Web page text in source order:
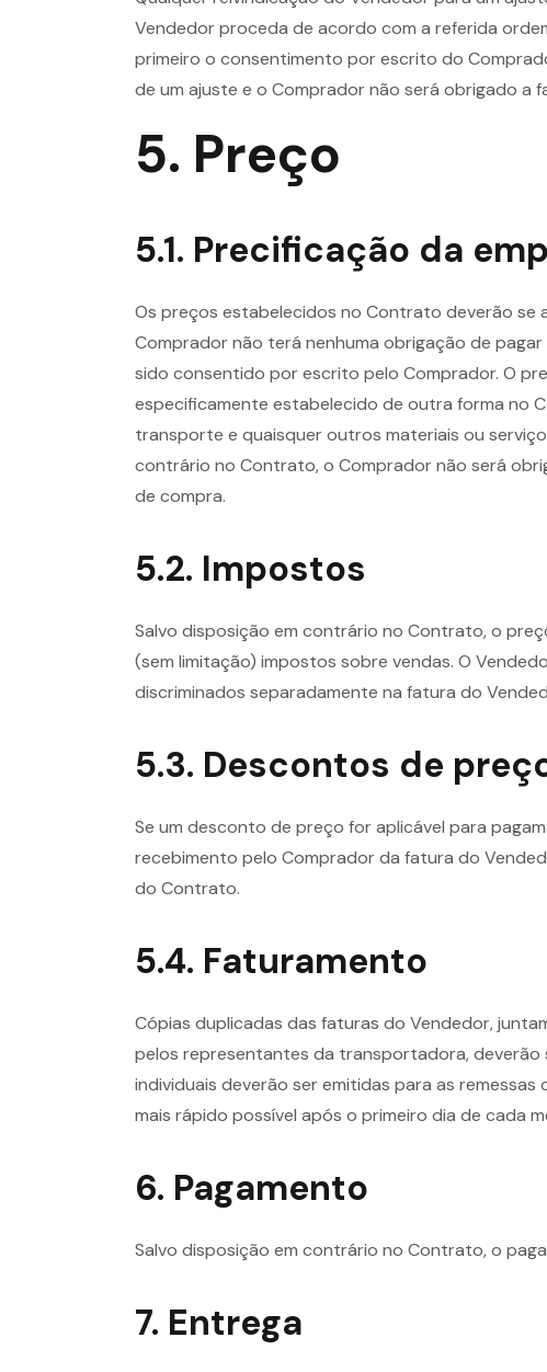
Vendedor proceda de acordo com a referida
primeiro o consentimento por escrito do
de um ajuste e o Comprador não será obrigado a
5. Preço
5.1. Precificação da
Os preços estabelecidos no Contrato deverão se
Comprador não terá nenhuma obrigação de
sido consentido por escrito pelo Comprador. O
especificamente estabelecido de outra forma no
transporte e quaisquer outros materiais ou
contrário no Contrato, o Comprador não será
de compra.
5.2. Impostos
Salvo disposição em contrário no Contrato, o
(sem limitação) impostos sobre vendas. O
discriminados separadamente na fatura do
5.3. Descontos de
Se um desconto de preço for aplicável para
recebimento pelo Comprador da fatura do
do Contrato.
5.4. Faturamento
Cópias duplicadas das faturas do Vendedor,
pelos representantes da transportadora, deverão
individuais deverão ser emitidas para as
mais rápido possível após o primeiro dia de cada
6. Pagamento
Salvo disposição em contrário no Contrato, o
7. Entrega